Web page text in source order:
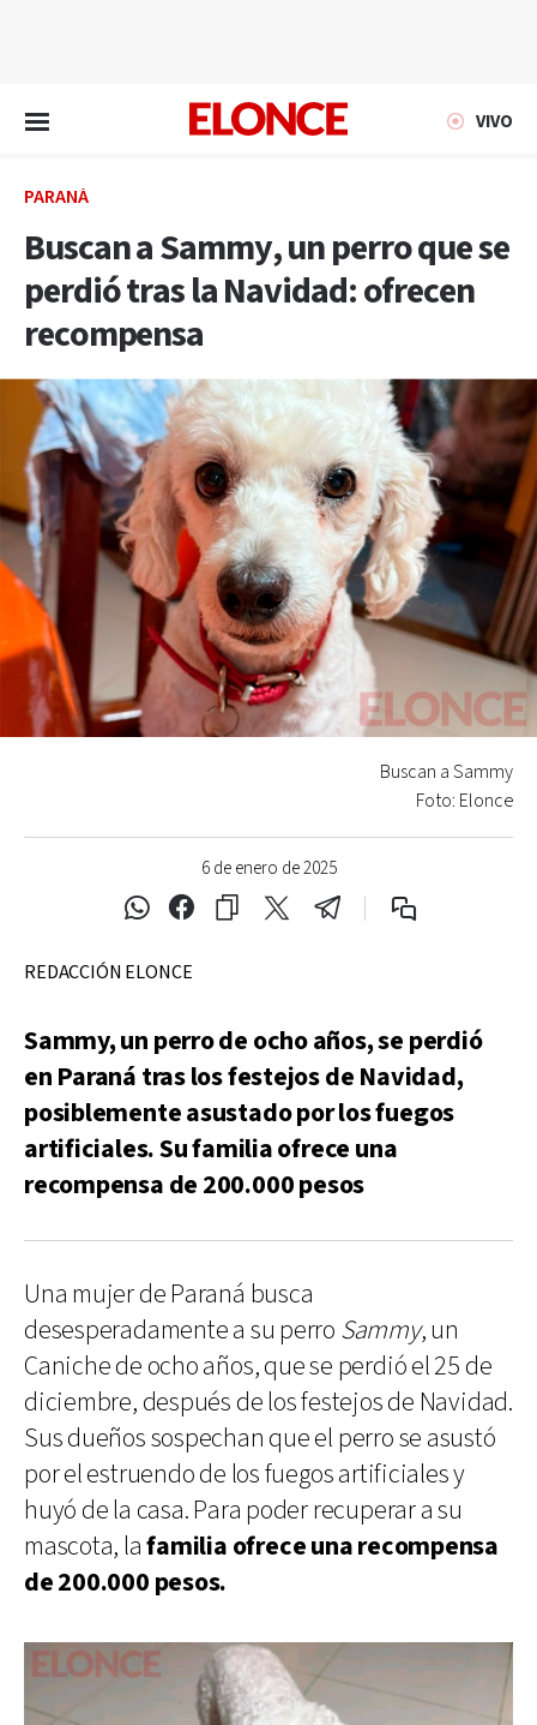
VIVO
PARANÁ
Buscan a Sammy, un perro que se
perdió tras la Navidad: ofrecen
recompensa
6 de enero de 2025
Buscan a Sammy
Foto: Elonce
REDACCIÓN ELONCE
Sammy, un perro de ocho años, se perdió
en Paraná tras los festejos de Navidad,
posiblemente asustado por los fuegos
artificiales. Su familia ofrece una
recompensa de 200.000 pesos
Una mujer de Paraná busca
desesperadamente a su perro Sammy, un
Caniche de ocho años, que se perdió el 25 de
diciembre, después de los festejos de Navidad.
Sus dueños sospechan que el perro se asustó
por el estruendo de los fuegos artificiales y
huyó de la casa. Para poder recuperar a su
mascota, lafamilia ofrece una recompensa
de 200.000 pesos.